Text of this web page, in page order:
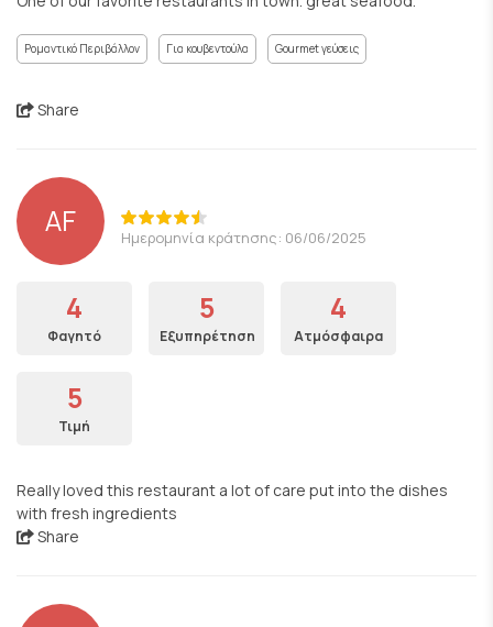
Ρομαντικό Περιβάλλον Για κουβεντούλα Gourmet γεύσεις
Share
AF Ημερομηνία κράτησης: 06/06/2025
4
Φαγητό
5
Εξυπηρέτηση
4
Ατμόσφαιρα
5
Τιμή
Really loved this restaurant a lot of care put into the dishes
with fresh ingredients
Share